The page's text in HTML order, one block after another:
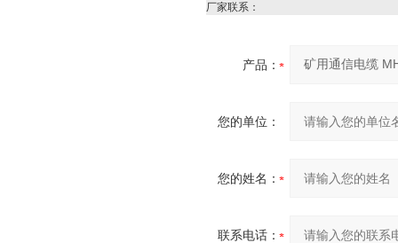
厂家联系：
产品：
您的单位：
您的姓名：
联系电话：